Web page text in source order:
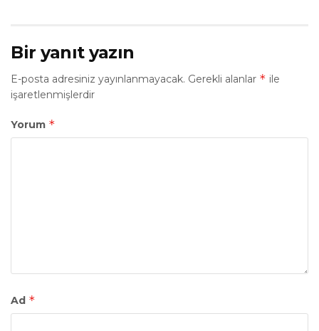
Bir yanıt yazın
E-posta adresiniz yayınlanmayacak. Gerekli alanlar * ile
işaretlenmişlerdir
Yorum *
Ad *